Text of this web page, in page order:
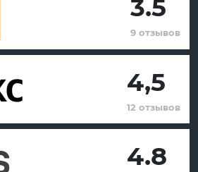
3.5
9 отзывов
4,5
12 отзывов
4.8